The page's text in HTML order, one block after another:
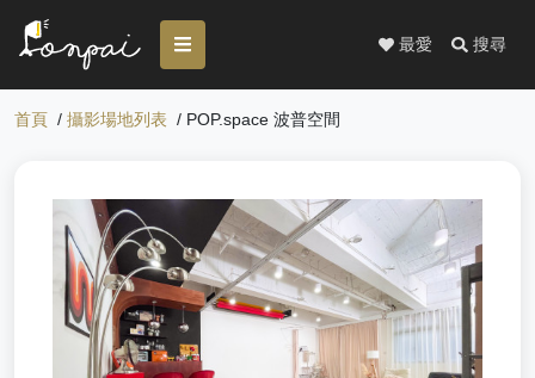
最愛 搜尋
首頁 / 攝影場地列表 / POP.space 波普空間